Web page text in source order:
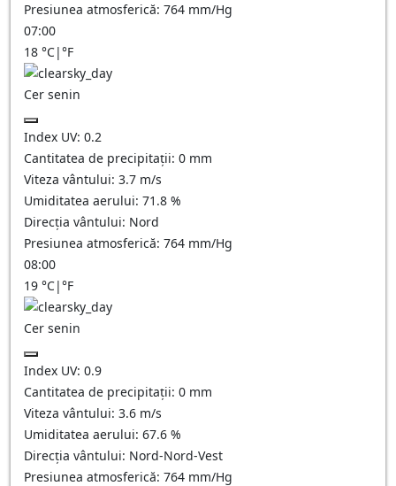
Presiunea atmosferică: 764 mm/Hg
07:00
18 °C|°F
Cer senin
Index UV: 0.2
Cantitatea de precipitații: 0 mm
Viteza vântului: 3.7 m/s
Umiditatea aerului: 71.8 %
Direcția vântului: Nord
Presiunea atmosferică: 764 mm/Hg
08:00
19 °C|°F
Cer senin
Index UV: 0.9
Cantitatea de precipitații: 0 mm
Viteza vântului: 3.6 m/s
Umiditatea aerului: 67.6 %
Direcția vântului: Nord-Nord-Vest
Presiunea atmosferică: 764 mm/Hg